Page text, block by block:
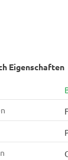
Eigenschaften